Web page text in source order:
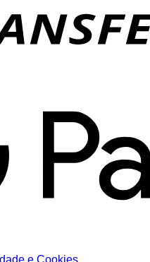
e Cookies